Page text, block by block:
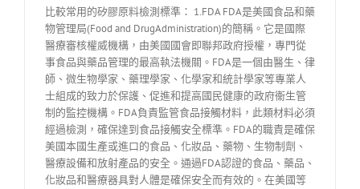
比較常用的矽膠原料檢測標準： 1.FDA FDA是美國食品和藥
物管理局(Food and DrugAdministration)的簡稱。它是國際
醫療審核權威機構，由美國國會即聯邦政府授權，專門從
事食品與藥品管理的最高執法機關。FDA是一個由醫生、律
師、微生物學家、藥理學家、化學家和統計學家等專業人
士組成的致力於保護、促進和提高國民健康的政府衞生管
制的監控機構。FDA負責監管食品接觸材料，此類材料必須
經過檢測，確保達到食品接觸安全標準。FDA的職責是確保
美國本國生產或進口的食品、化妝品、藥物、生物制劑、
醫療設備和放射產品的安全。通過FDA認證的食品、藥品、
化妝品和醫療器具對人體是確保安全而有效的。在美國等